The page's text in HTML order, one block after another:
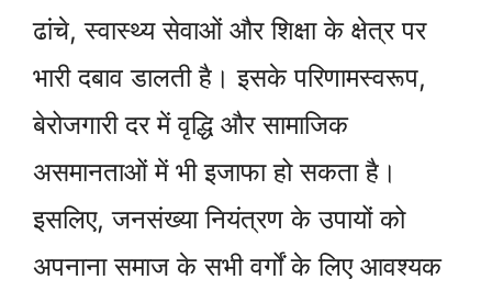
ढांचे, स्वास्थ्य सेवाओं और शिक्षा के क्षेत्र पर
भारी दबाव डालती है। इसके परिणामस्वरूप,
बेरोजगारी दर में वृद्धि और सामाजिक
असमानताओं में भी इजाफा हो सकता है।
इसलिए, जनसंख्या नियंत्रण के उपायों को
अपनाना समाज के सभी वर्गों के लिए आवश्यक